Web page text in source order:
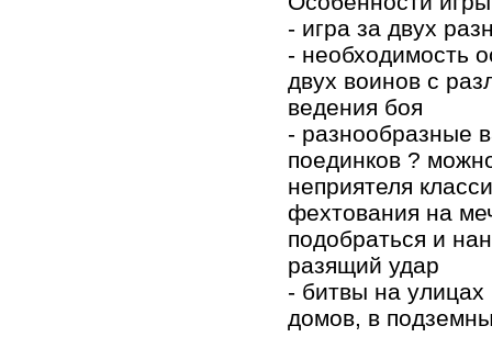
- игра за двух
- необходимость
двух воинов с
ведения боя
- разнообразные
поединков ?
неприятеля
фехтования на
подобраться и
разящий удар
- битвы на
домов, в